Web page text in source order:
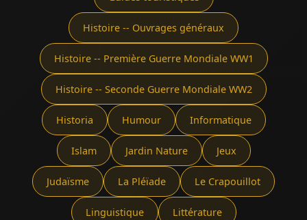
Histoire -- Ouvrages généraux
Histoire -- Première Guerre Mondiale WW1
Histoire -- Seconde Guerre Mondiale WW2
Historia Humour Informatique
Islam Jardin Nature Jeux
Judaïsme La Pléïade Le Crapouillot
Linguistique Littérature